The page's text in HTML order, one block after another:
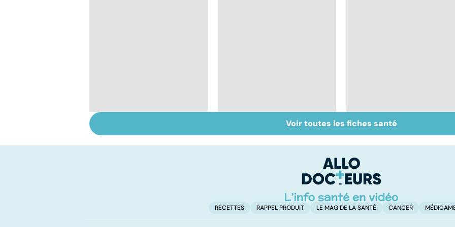
kyste douloureux
Tout savoir sur les
virus
Grippe A : des
vaccins qui font
Voir toutes les fiches santé
RECETTES RAPPEL PRODUIT LE MAG DE LA SANTÉ CANCER